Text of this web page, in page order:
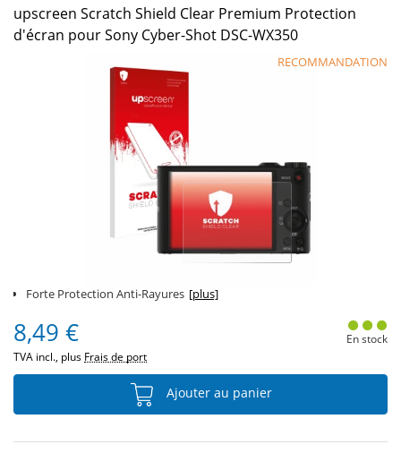
upscreen Scratch Shield Clear Premium Protection
d'écran pour Sony Cyber-Shot DSC-WX350
RECOMMANDATION
Forte Protection Anti-Rayures [plus]
8,49 €
TVA incl., plus Frais de port
En stock
Ajouter au panier